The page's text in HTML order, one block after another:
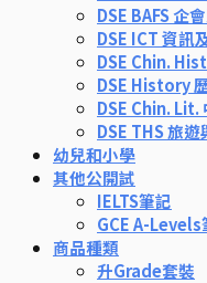
DSE BAFS 企
DSE ICT 資訊
DSE Chin.
DSE History
DSE Chin. Lit.
DSE THS 旅
幼兒和小學
其他公開試
IELTS筆記
GCE A-Levels
商品種類
升Grade套裝